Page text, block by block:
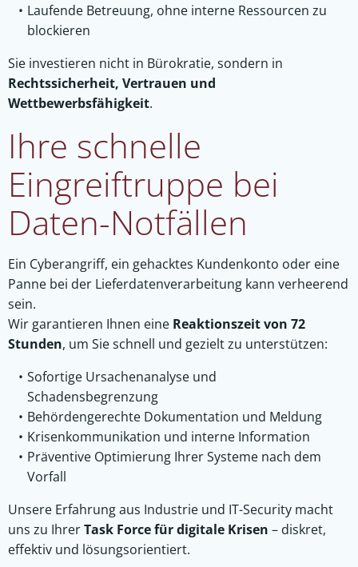
Laufende Betreuung, ohne interne Ressourcen zu
blockieren
Sie investieren nicht in Bürokratie, sondern in
Rechtssicherheit, Vertrauen und
Wettbewerbsfähigkeit.
Ihre schnelle
Eingreiftruppe bei
Daten-Notfällen
Ein Cyberangriff, ein gehacktes Kundenkonto oder eine
Panne bei der Lieferdatenverarbeitung kann verheerend
sein.
Wir garantieren Ihnen eine Reaktionszeit von 72
Stunden, um Sie schnell und gezielt zu unterstützen:
Sofortige Ursachenanalyse und
Schadensbegrenzung
Behördengerechte Dokumentation und Meldung
Krisenkommunikation und interne Information
Präventive Optimierung Ihrer Systeme nach dem
Vorfall
Unsere Erfahrung aus Industrie und IT-Security macht
uns zu IhrerTask Force für digitale Krisen – diskret,
effektiv und lösungsorientiert.